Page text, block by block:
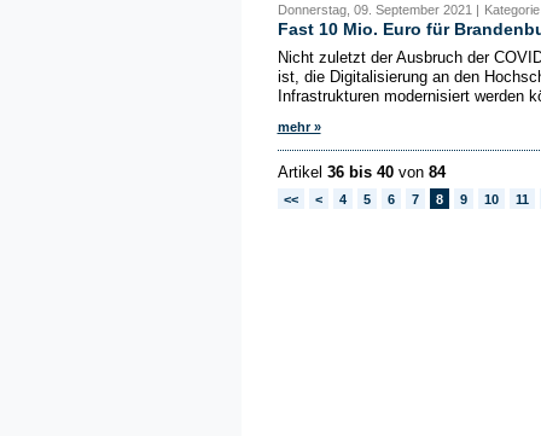
Donnerstag, 09. September 2021 |
Fast 10 Mio. Euro für
Nicht zuletzt der Ausbruch der
ist, die Digitalisierung an den
Infrastrukturen modernisiert werden
mehr »
Artikel 36 bis 40von 84
<< < 4 5 6 7 8 9 10 11